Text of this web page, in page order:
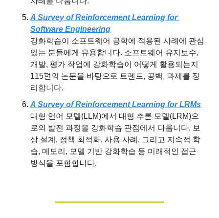
A Survey of Reinforcement Learning for
Software Engineering
강화학습이 소프트웨어 공학에 적용된 사례에 관심
있는 분들에게 유용합니다. 소프트웨어 유지보수,
개발, 평가 작업에 강화학습이 어떻게 활용되는지
115편의 논문을 바탕으로 트렌드, 공백, 과제를 정
리합니다.
A Survey of Reinforcement Learning for LRMs
대형 언어 모델(LLM)에서 대형 추론 모델(LRM)으
로의 발전 과정을 강화학습 관점에서 다룹니다. 보
상 설계, 정책 최적화, 사용 사례, 그리고 지속적 학
습, 메모리, 모델 기반 강화학습 등 미래적인 접근
방식을 포함합니다.